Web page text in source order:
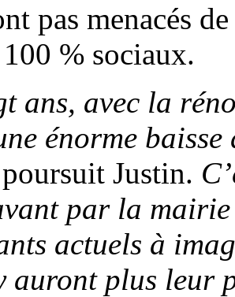
pas menacés
% sociaux.
ans, avec la
énorme
poursuit Justin.
par la
actuels à
auront plus leur